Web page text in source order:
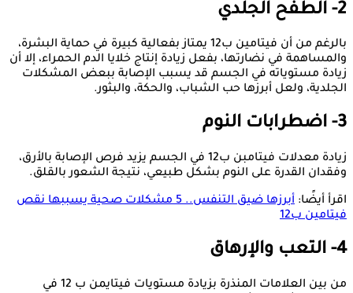
2- الطفح الجلدي
بالرغم من أن فيتامين ب12 يمتاز بفعالية كبيرة في حماية البشرة،
والمساهمة في نضارتها، بفعل زيادة إنتاج خلايا الدم الحمراء، إلا أن
زيادة مستوياته في الجسم قد يسبب الإصابة ببعض المشكلات
الجلدية، ولعل أبرزها حب الشباب، والحكة، والبثور.
3- اضطرابات النوم
زيادة معدلات فيتامبن ب12 في الجسم يزيد فرص الإصابة بالأرق،
وفقدان القدرة على النوم بشكل طبيعي، نتيجة الشعور بالقلق.
اقرأ أيضًا:
أبرزها ضيق التنفس.. 5 مشكلات صحية يسببها نقص
فيتامين ب12
4- التعب والإرهاق
من بين العلامات المنذرة بزيادة مستويات فيتايمن ب 12 في